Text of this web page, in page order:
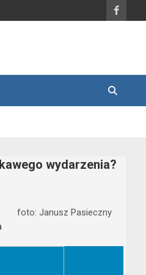
wydarzenia?
foto: Janusz Pasieczny